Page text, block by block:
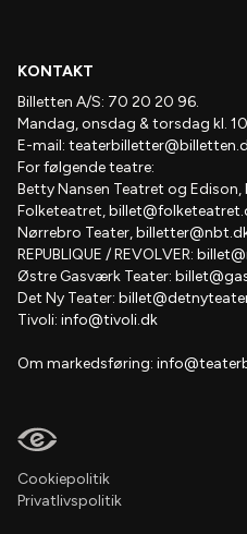
KONTAKT
Billetten A/S: 70 20 20 96.
Mandag, onsdag & torsdag kl.
E-mail:
For følgende teatre:
Betty Nansen Teatret og Edison,
Folketeatret,
Nørrebro Teater,
REPUBLIQUE / REVOLVER:
Østre Gasværk Teater:
Det Ny Teater:
Tivoli: info@tivoli.dk
Om markedsføring:
Cookiepolitik
Privatlivspolitik